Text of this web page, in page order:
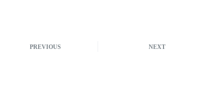
PREVIOUS NEXT